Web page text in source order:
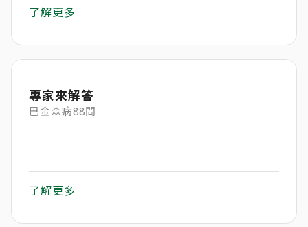
了解更多
專家來解答
巴金森病88問
了解更多